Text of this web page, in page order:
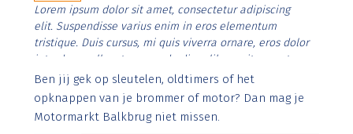
Lorem ipsum dolor sit amet, consectetur adipiscing
elit. Suspendisse varius enim in eros elementum
tristique. Duis cursus, mi quis viverra ornare, eros dolor
interdum nulla, ut commodo diam libero vitae erat.
Aenean faucibus nibh et justo cursus id rutrum lorem
imperdiet. Nunc ut sem vitae risus tristique posuere.
Ben jij gek op sleutelen, oldtimers of het
opknappen van je brommer of motor? Dan mag je
Motormarkt Balkbrug niet missen.